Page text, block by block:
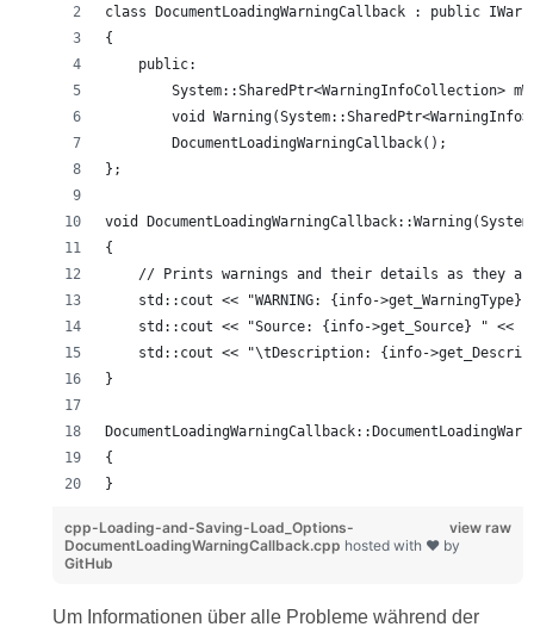
class DocumentLoadingWarningCallback : public
{
    public:
System::SharedPtr<WarningInfoCollection>
void
        DocumentLoadingWarningCallback();
};
void
{
// Prints warnings and their details as they
std::cout << "WARNING: {info->get_WarningType}
std::cout << "Source: {info->get_Source} " <<
std::cout << "\tDescription: {info-
}
{
}
view raw
cpp-Loading-and-Saving-Load_Options-
DocumentLoadingWarningCallback.cpp hosted with ❤ by
GitHub
Um Informationen über alle Probleme während der